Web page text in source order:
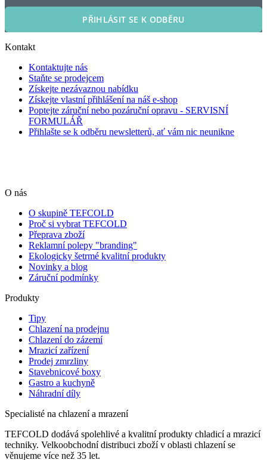
PŘIHLÁSIT SE K ODBĚRU
Kontakt
Kontaktujte nás
Staňte se prodejcem
Získejte nezávaznou nabídku
Získejte vlastní přihlášení na náš e-shop
Poptejte záruční nebo pozáruční opravu - SERVISNÍ
FORMULÁŘ
Přihlašte se k odběru newsletterů, ať vám nic neunikne
O nás
O skupině TEFCOLD
Proč si vybrat TEFCOLD
Přeprava zboží
Reklamní polepy "branding"
Ekologicky šetrmé kvalitní produkty
Novinky a blog
Záruční podmínky
Produkty
Tipy
Chlazení na prodejnu
Chlazení do zázemí
Mrazicí zařízení
Prodej zmrzliny
Stavebnicové boxy
Gastro a kuchyně
Náhradní díly
Specialisté na chlazení a mrazení
TEFCOLD dodává spolehlivé a kvalitní produkty chladicí a mrazicí
techniky. Velkoobchodní distribuci zboží v oblasti chlazení se
věnujeme více než 35 let.